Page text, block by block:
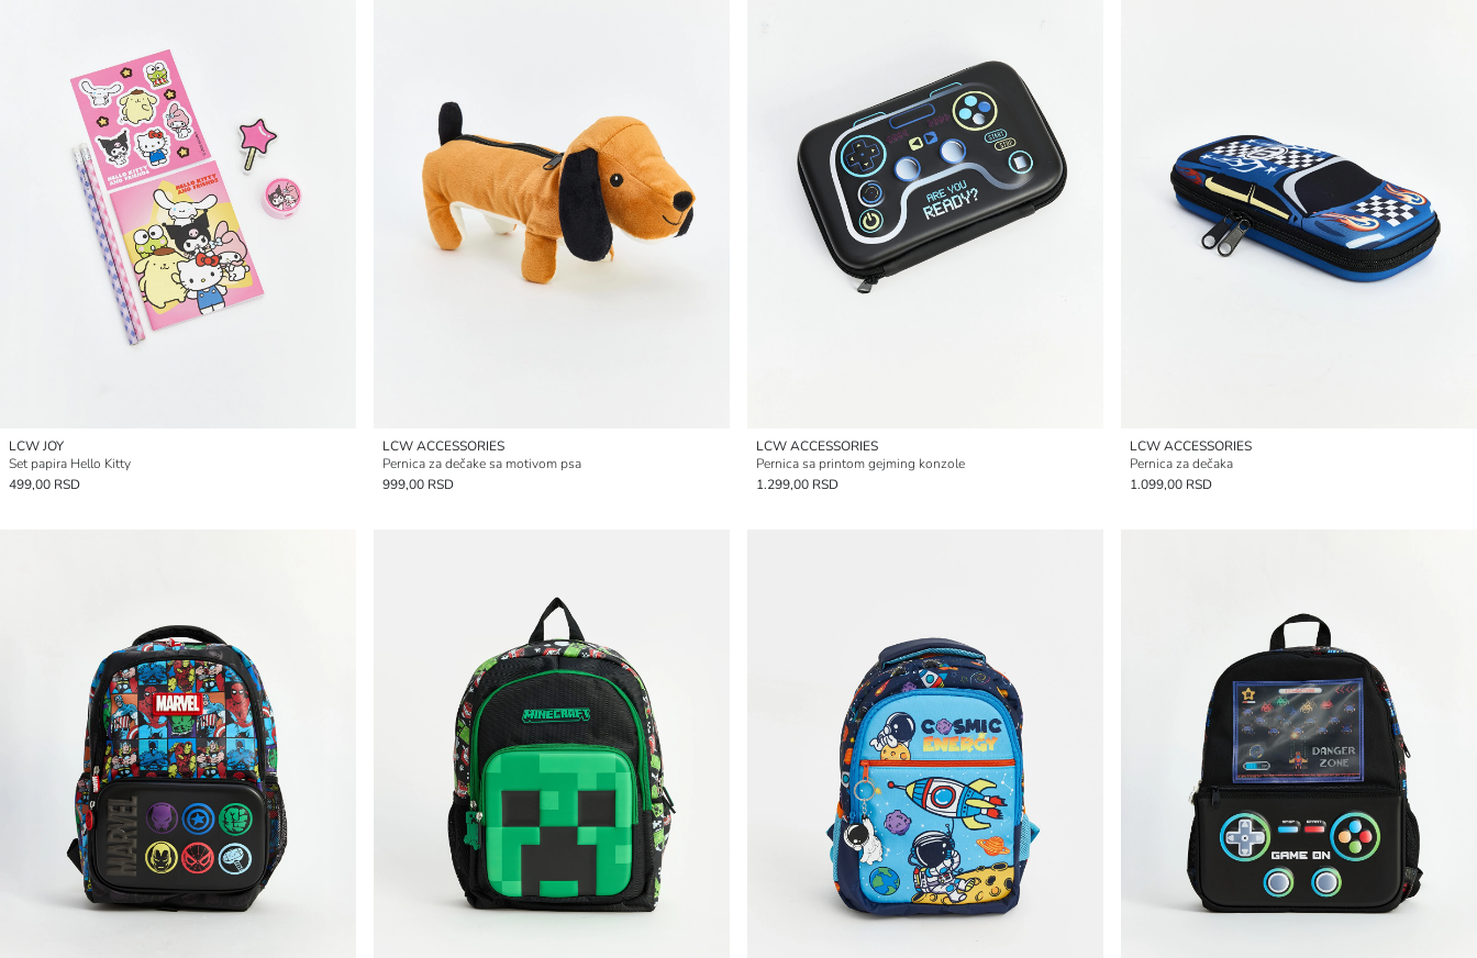
LCW JOY
Set papira Hello Kitty
499,00 RSD
LCW ACCESSORIES
Pernica za dečake sa motivom psa
999,00 RSD
LCW ACCESSORIES
Pernica sa printom gejming konzole
1.299,00 RSD
LCW ACCESSORIES
Pernica za dečaka
1.099,00 RSD